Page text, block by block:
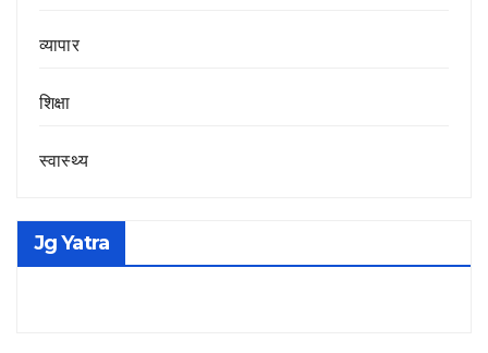
व्यापार
शिक्षा
स्वास्थ्य
Jg Yatra